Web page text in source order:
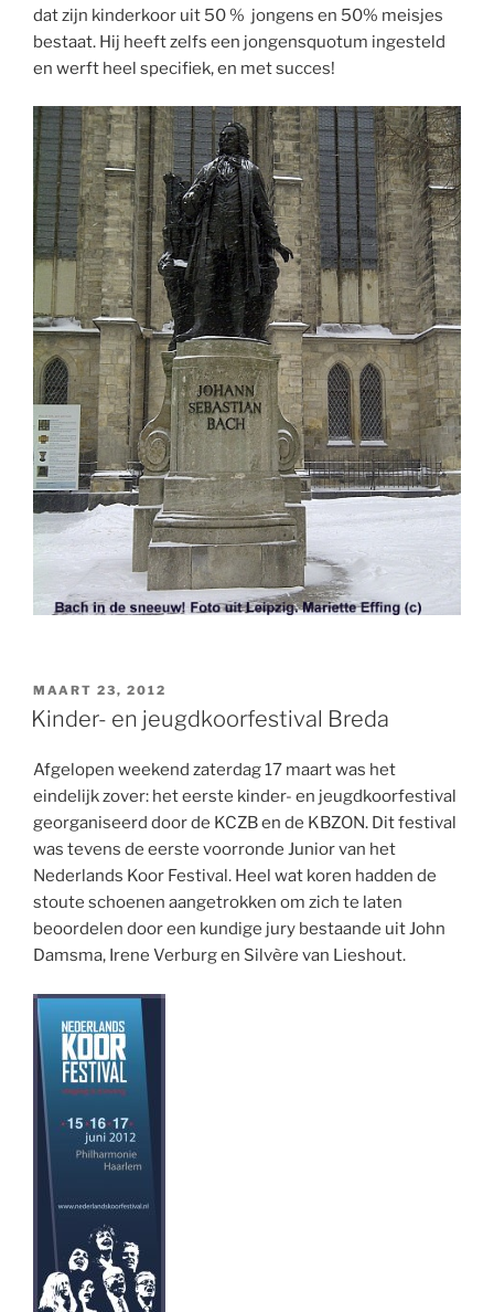
dat zijn kinderkoor uit 50 % jongens en 50% meisjes
bestaat. Hij heeft zelfs een jongensquotum ingesteld
en werft heel specifiek, en met succes!
GEPLAATST
OP
MAART 23, 2012
Kinder- en jeugdkoorfestival Breda
Afgelopen weekend zaterdag 17 maart was het
eindelijk zover: het eerste kinder- en jeugdkoorfestival
georganiseerd door de KCZB en de KBZON. Dit festival
was tevens de eerste voorronde Junior van het
Nederlands Koor Festival. Heel wat koren hadden de
stoute schoenen aangetrokken om zich te laten
beoordelen door een kundige jury bestaande uit John
Damsma, Irene Verburg en Silvère van Lieshout.